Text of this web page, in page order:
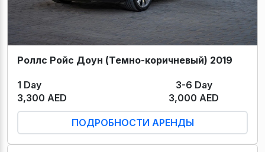
Роллс Ройс Доун (Темно-коричневый) 2019
1 Day
3-6 Day
3,300 AED
3,000 AED
ПОДРОБНОСТИ АРЕНДЫ